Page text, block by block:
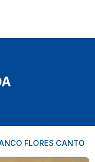
FLORES CANTO